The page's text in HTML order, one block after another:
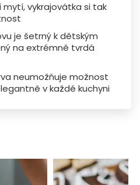
vykrajovátka si tak
je šetrný k dětským
na extrémně tvrdá
neumožňuje možnost
v každé kuchyni